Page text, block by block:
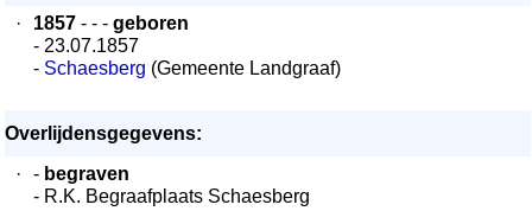
·
1857 - - - geboren
- 23.07.1857
- Schaesberg (Gemeente Landgraaf)
Overlijdensgegevens:
·
- begraven
- R.K. Begraafplaats Schaesberg